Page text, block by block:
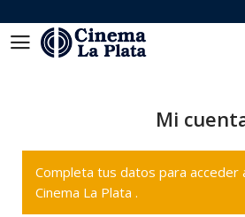
Mi
Completa tus datos para acceder
Cinema La Plata .